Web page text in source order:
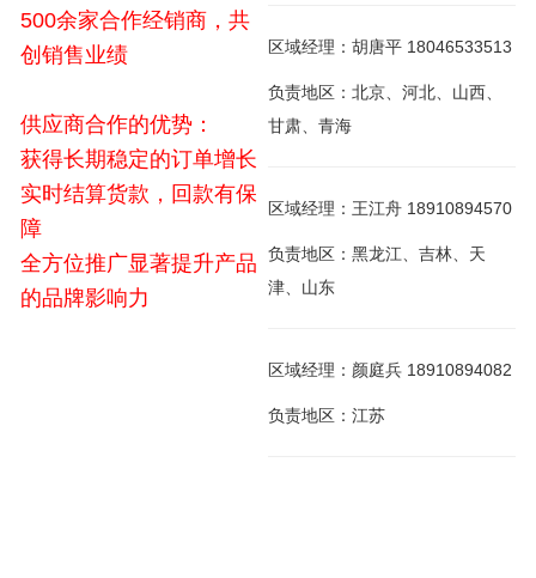
500余家合作经销商，共
创销售业绩
供应商合作的优势：
获得长期稳定的订单增长
实时结算货款，回款有保
障
全方位推广显著提升产品
的品牌影响力
区域经理：胡唐平 18046533513
负责地区：北京、河北、山西、
甘肃、青海
区域经理：王江舟 18910894570
负责地区：黑龙江、吉林、天
津、山东
区域经理：颜庭兵 18910894082
负责地区：江苏